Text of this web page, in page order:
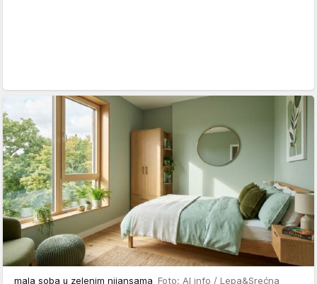
mala soba u zelenim nijansama Foto: AI info / Lepa&Srećna